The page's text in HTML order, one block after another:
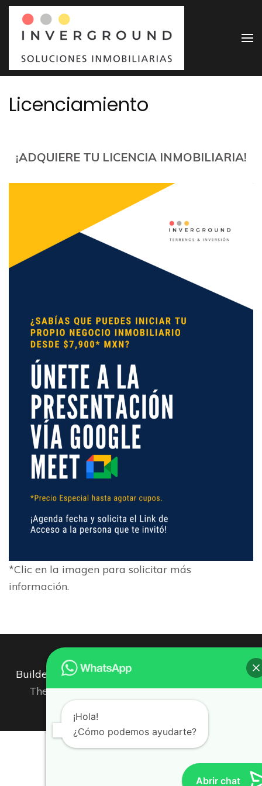
Saltar
contenido
(presiona
la
Intro)
Soluciones
Licenciamiento
¡ADQUIERE TU LICENCIA INMOBILIARIA!
*Clic en la imagen para solicitar más
información.
Inverground® 2019-2026
Builders Landing Page | Desarrollado por
ThemeFunciona conWordPress Aviso de
¡Hola!
¿Cómo podemos ayudarte?
Abrir chat